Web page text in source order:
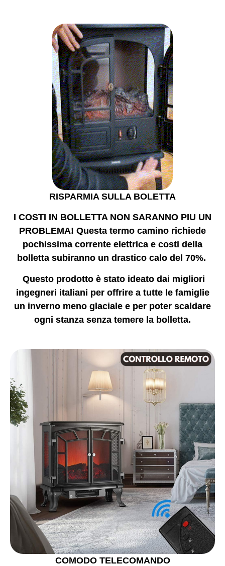
RISPARMIA SULLA BOLETTA
I COSTI IN BOLLETTA NON SARANNO PIU UN
PROBLEMA! Questa termo camino richiede
pochissima corrente elettrica e costi della
bolletta subiranno un drastico calo del 70%.
Questo prodotto è stato ideato dai migliori
ingegneri italiani per offrire a tutte le famiglie
un inverno meno glaciale e per poter scaldare
ogni stanza senza temere la bolletta.
COMODO TELECOMANDO